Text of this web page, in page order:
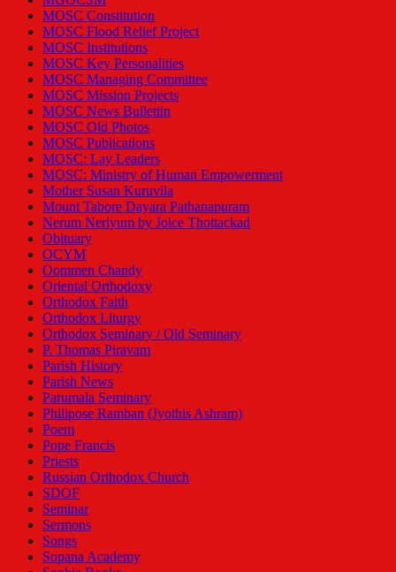
MOSC Constitution
MOSC Flood Relief Project
MOSC Institutions
MOSC Key Personalities
MOSC Managing Committee
MOSC Mission Projects
MOSC News Bullettin
MOSC Old Photos
MOSC Publications
MOSC: Lay Leaders
MOSC: Ministry of Human Empowerment
Mother Susan Kuruvila
Mount Tabore Dayara Pathanapuram
Nerum Neriyum by Joice Thottackad
Obituary
OCYM
Oommen Chandy
Oriental Orthodoxy
Orthodox Faith
Orthodox Liturgy
Orthodox Seminary / Old Seminary
P. Thomas Piravam
Parish History
Parish News
Parumala Seminary
Philipose Ramban (Jyothis Ashram)
Poem
Pope Francis
Priests
Russian Orthodox Church
SDOF
Seminar
Sermons
Songs
Sopana Academy